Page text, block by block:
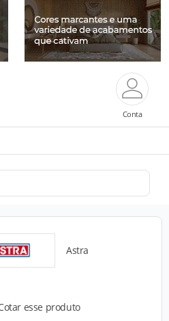
Conta
Astra
esse produto